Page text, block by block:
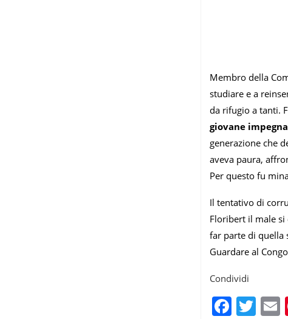
Membro della
studiare e a
da rifugio a tanti.
giovane
generazione che
aveva paura,
Per questo fu
Il tentativo di
Floribert il male si
far parte di quella
Guardare al
Condividi